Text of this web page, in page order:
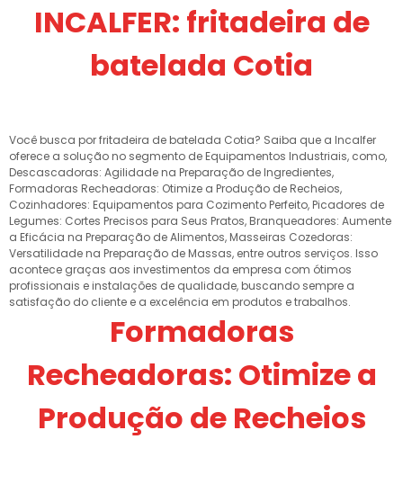
INCALFER: fritadeira de
batelada Cotia
Você busca por fritadeira de batelada Cotia? Saiba que a Incalfer
oferece a solução no segmento de Equipamentos Industriais, como,
Descascadoras: Agilidade na Preparação de Ingredientes,
Formadoras Recheadoras: Otimize a Produção de Recheios,
Cozinhadores: Equipamentos para Cozimento Perfeito, Picadores de
Legumes: Cortes Precisos para Seus Pratos, Branqueadores: Aumente
a Eficácia na Preparação de Alimentos, Masseiras Cozedoras:
Versatilidade na Preparação de Massas, entre outros serviços. Isso
acontece graças aos investimentos da empresa com ótimos
profissionais e instalações de qualidade, buscando sempre a
satisfação do cliente e a excelência em produtos e trabalhos.
Formadoras
Recheadoras: Otimize a
Produção de Recheios